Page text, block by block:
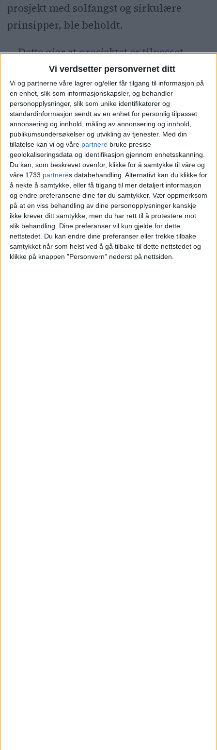
Vi verdsetter personvernet ditt
Vi og partnerne våre lagrer og/eller får tilgang til informasjon på
en enhet, slik som informasjonskapsler, og behandler
personopplysninger, slik som unike identifikatorer og
standardinformasjon sendt av en enhet for personlig tilpasset
annonsering og innhold, måling av annonsering og innhold,
publikumsundersøkelser og utvikling av tjenester. Med din
tillatelse kan vi og våre partnere bruke presise
geolokaliseringsdata og identifikasjon gjennom enhetsskanning.
Du kan, som beskrevet ovenfor, klikke for å samtykke til våre og
våre 1733 partneres databehandling. Alternativt kan du klikke for
å nekte å samtykke, eller få tilgang til mer detaljert informasjon
og endre preferansene dine før du samtykker. Vær oppmerksom
på at en viss behandling av dine personopplysninger kanskje
ikke krever ditt samtykke, men du har rett til å protestere mot
slik behandling. Dine preferanser vil kun gjelde for dette
nettstedet. Du kan endre dine preferanser eller trekke tilbake
samtykket når som helst ved å gå tilbake til dette nettstedet og
klikke på knappen "Personvern" nederst på nettsiden.
prosjekt med solfangst og sirkulære
prinsipper, ble beholdt.
— Dette gjør at prosjektet er tilpasset
bysilhuetten hvor bygget blir en naturlig
del av nedtrappingen med høyhus fra
Plaza, uten å virke dominerende i nære
og fjerne omgivelser, sa administrerende
direktørSonja Horni Entrai fjor høst.
Dette er altså likevel ikke godt nok for
Riksantikvaren, som har fått saken
oversendt fraByantikvareni Oslo.
— Fotavtrykk i
konflikt med